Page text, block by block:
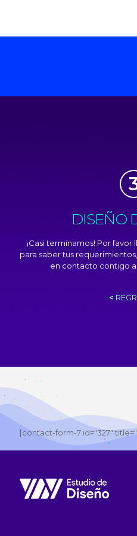
DISEÑO
¡Casi terminamos! Por
para saber tus
en contacto contigo
<
[contact-form-7 id="327"